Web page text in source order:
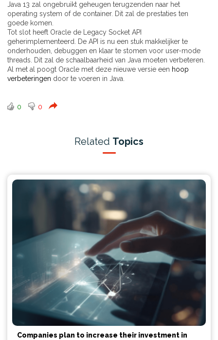
Java 13 zal ongebruikt geheugen terugzenden naar het
operating system of de container. Dit zal de prestaties ten
goede komen.
Tot slot heeft Oracle de Legacy Socket API
geherimplementeerd. De API is nu een stuk makkelijker te
onderhouden, debuggen en klaar te stomen voor user-mode
threads. Dit zal de schaalbaarheid van Java moeten verbeteren.
Al met al poogt Oracle met deze nieuwe versie een hoop
verbeteringen door te voeren in Java.
0 0
Related Topics
Companies plan to increase their investment in